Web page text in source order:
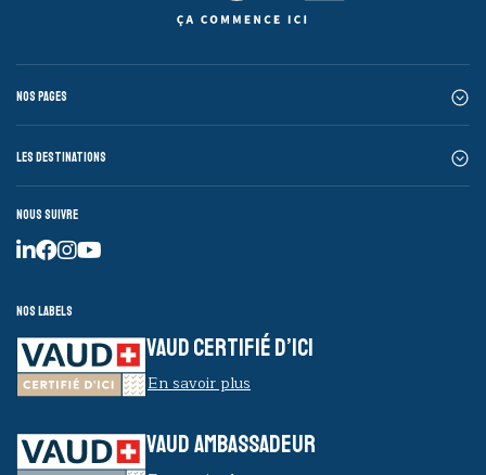
Nos pages
Les destinations
Nous suivre
Nos labels
VAUD CERTIFIÉ D’ICI
En savoir plus
VAUD AMBASSADEUR